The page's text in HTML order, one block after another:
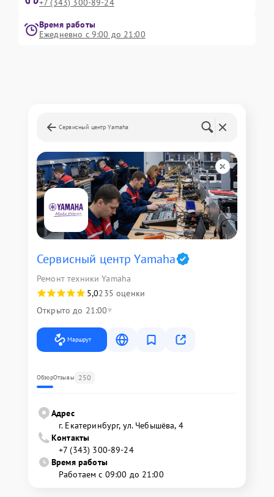
+7 (343) 300-89-24
Время работы
Ежедневно с 9:00 до 21:00
Сервисный центр Yamaha
Сервисный центр Yamaha
Ремонт техники Yamaha
5,0235 оценки
Открыто до 21:00
Маршрут
ОбзорОтзывы 250
Адрес
г. Екатеринбург, ул. Чебышёва, 4
Контакты
+7 (343) 300-89-24
Время работы
Работаем с 09:00 до 21:00